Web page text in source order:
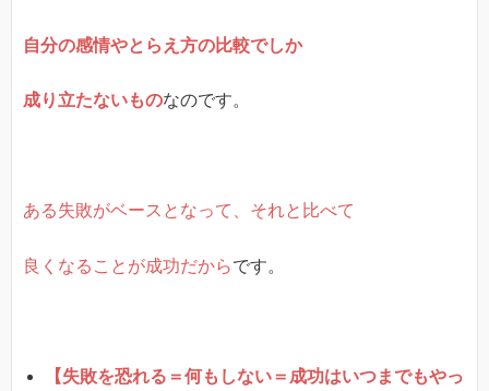
自分の感情やとらえ方の比較でしか
成り立たないものなのです。
ある失敗がベースとなって、それと比べて
良くなることが成功だからです。
【失敗を恐れる＝何もしない＝成功はいつまでもやっ